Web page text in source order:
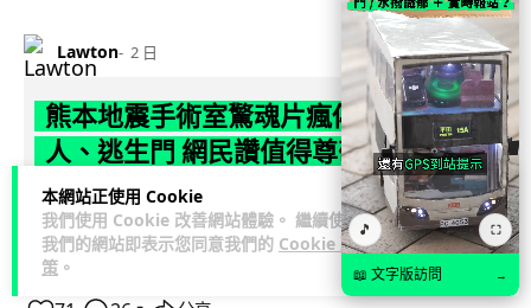
本網站正使用 Cookie
我們使用 Cookie 改善網站體驗。 繼續使用
我們的網站即表示您同意我們的 Cookie 政
策 。
Lawton 2 日
熊本地震手術室驚魂片瘋傳 醫護保護病
人、逃生門 網民讚值得尊敬
熊本縣 7 月 28 日發生 7.1 級地震，熊本綜合醫院手術室鏡頭拍
下地震一刻，醫護人員臨危不亂保護病人，更馬上開逃生門確
保出口流通。片段... 閱讀全文
🎵 ⛶
📖 文字版訪問 →